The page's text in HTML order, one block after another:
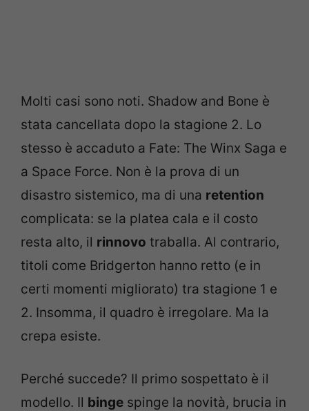
Molti casi sono noti. Shadow and Bone è
stata cancellata dopo la stagione 2. Lo
stesso è accaduto a Fate: The Winx Saga e
a Space Force. Non è la prova di un
disastro sistemico, ma di una retention
complicata: se la platea cala e il costo
resta alto, il rinnovo traballa. Al contrario,
titoli come Bridgerton hanno retto (e in
certi momenti migliorato) tra stagione 1 e
2. Insomma, il quadro è irregolare. Ma la
crepa esiste.
Perché succede? Il primo sospettato è il
modello. Il binge spinge la novità, brucia in